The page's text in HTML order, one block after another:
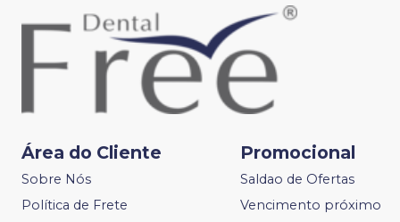
Área do Cliente
Sobre Nós
Política de Frete
Promocional
Saldao de Ofertas
Vencimento próximo